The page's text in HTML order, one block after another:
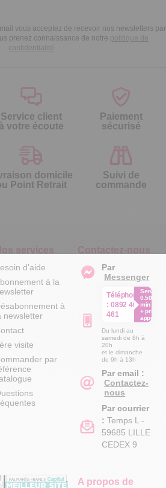
vous acceptez de recevoir nos newsletters par
prenez connaissance de notre politique de
confidentialité
Service client
à votre écoute
Paiement
sécurisé
domicile
Point Retrait
Suivi de
commande
services
d'aide
à la
à
newsletter
visite
par
A propos de
Contactez-nous
Par
Messenger
Téléphone
: 0892 461
461
Service
0.50€ /
min
+ prix
appel
Du lundi au
samedi de 8h à
20h
et le dimanche
de 9h à 13h
Par email :
Contactez-
nous
Par courrier
: Temps L -
59685 LILLE
CEDEX 9